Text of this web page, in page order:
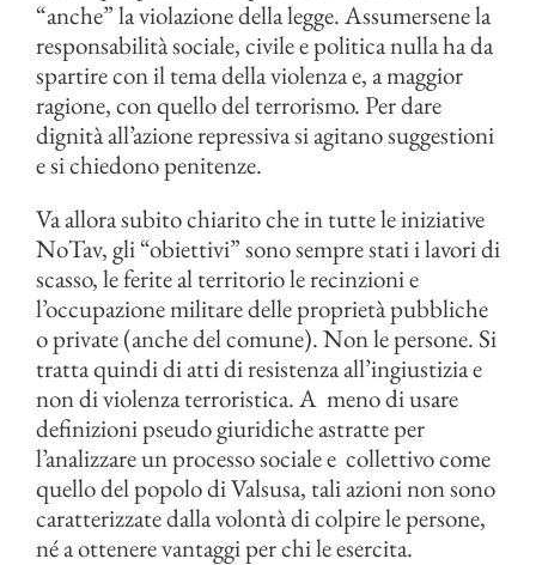
“anche” la violazione della legge. Assumersene la
responsabilità sociale, civile e politica nulla ha da
spartire con il tema della violenza e, a maggior
ragione, con quello del terrorismo. Per dare
dignità all’azione repressiva si agitano suggestioni
e si chiedono penitenze.
Va allora subito chiarito che in tutte le iniziative
NoTav, gli “obiettivi” sono sempre stati i lavori di
scasso, le ferite al territorio le recinzioni e
l’occupazione militare delle proprietà pubbliche
o private (anche del comune). Non le persone. Si
tratta quindi di atti di resistenza all’ingiustizia e
non di violenza terroristica. A meno di usare
definizioni pseudo giuridiche astratte per
l’analizzare un processo sociale e collettivo come
quello del popolo di Valsusa, tali azioni non sono
caratterizzate dalla volontà di colpire le persone,
né a ottenere vantaggi per chi le esercita.